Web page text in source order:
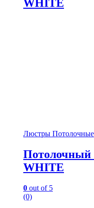
WHITE
Люстры Потолочные
Потолочный
WHITE
0 out of 5
(0)